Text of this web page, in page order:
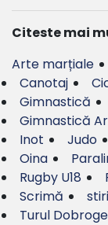
Citeste mai
Arte marțiale
Canotaj
Gimnastică
Gimnastică
Inot
Judo
Oina
Rugby U18
Scrimă
stiri
Turul